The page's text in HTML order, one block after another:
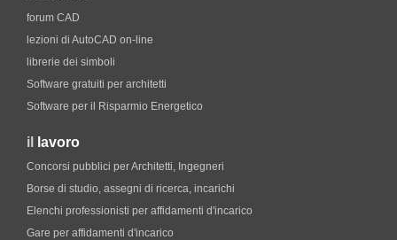
forum CAD
lezioni di AutoCAD on-line
librerie dei simboli
Software gratuiti per architetti
Software per il Risparmio Energetico
il lavoro
Concorsi pubblici per Architetti, Ingegneri
Borse di studio, assegni di ricerca, incarichi
Elenchi professionisti per affidamenti d'incarico
Gare per affidamenti d'incarico